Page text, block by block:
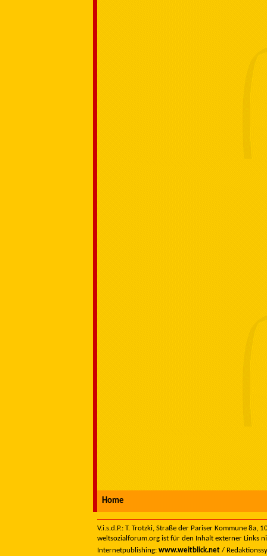
Home
V.i.s.d.P.: T. Trotzki, Straße der Pariser Kommune
weltsozialforum.org ist für den Inhalt externer Links
Internetpublishing: www.weitblick.net /